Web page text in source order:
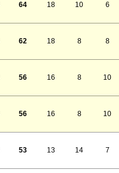
64 18 10 6
62 18 8 8
56 16 8 10
56 16 8 10
53 13 14 7